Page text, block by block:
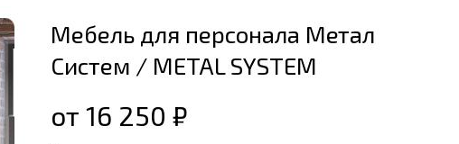
Мебель для персонала Метал
Систем / METAL SYSTEM
от 16 250 ₽